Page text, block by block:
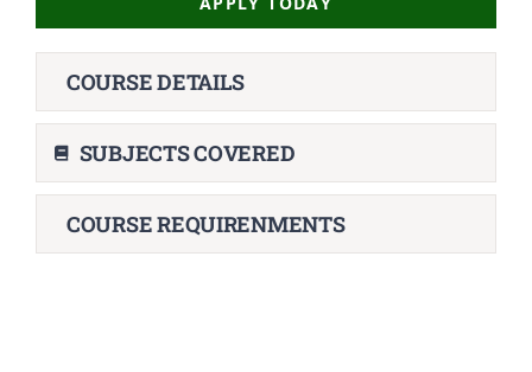
COURSE DETAILS
SUBJECTS COVERED
COURSE REQUIRENMENTS